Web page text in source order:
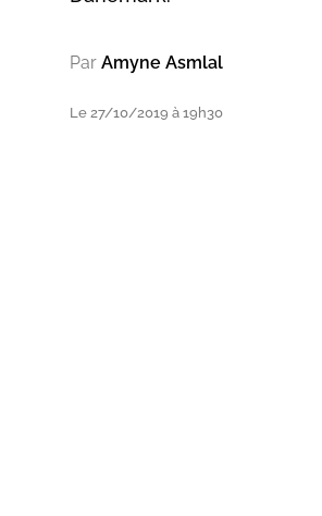
Par Amyne Asmlal
Le 27/10/2019 à 19h30